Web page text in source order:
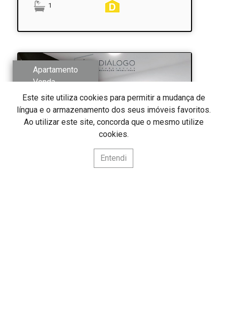
Este site utiliza cookies para permitir a mudança de
língua e o armazenamento dos seus imóveis favoritos.
Ao utilizar este site, concorda que o mesmo utilize
cookies.
Entendi
1
Apartamento
Venda